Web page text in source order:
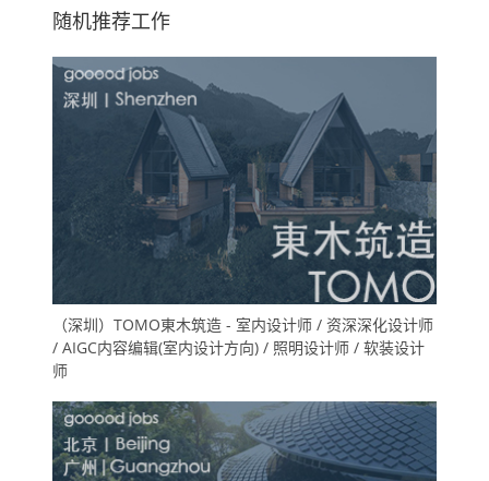
随机推荐工作
（深圳）TOMO東木筑造 - 室内设计师 / 资深深化设计师
/ AIGC内容编辑(室内设计方向) / 照明设计师 / 软装设计
师